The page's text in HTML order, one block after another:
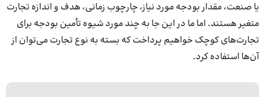
یا صنعت، مقدار بودجه مورد نیاز، چارچوب زمانی، هدف و اندازه تجارت
متغیر هستند. اما ما در این جا به چند مورد شیوه تأمین بودجه برای
تجارت‌های کوچک خواهیم پرداخت که بسته به نوع تجارت می‌توان از
آن‌ها استفاده کرد.